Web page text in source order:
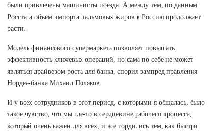
были привлечены машинисты поезда. А между тем, по данным
Росстата объем импорта пальмовых жиров в Россию продолжает
расти.
Модель финансового супермаркета позволяет повышать
эффективность ключевых операций, но сама по себе не может
являться драйвером роста для банка, спорил зампред правления
Нордеа-банка Михаил Поляков.
И у всех сотрудников в этот период, с которыми я общалась, было
такое чувство, что мы где-то в сердцевине рабочего процесса,
который очень важен для всех, и все гордились тем, как быстро